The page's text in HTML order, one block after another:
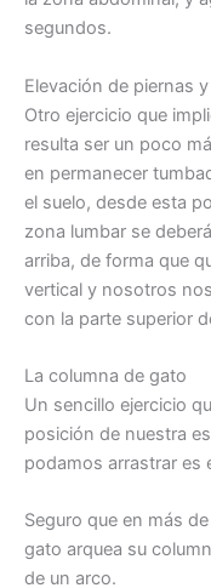
segundos.
Elevación de piernas
Otro ejercicio que
resulta ser un poco
en permanecer
el suelo, desde esta
zona lumbar se
arriba, de forma que
vertical y nosotros
con la parte superior
La columna de gato
Un sencillo ejercicio
posición de nuestra
podamos arrastrar es
Seguro que en más
gato arquea su
de un arco.